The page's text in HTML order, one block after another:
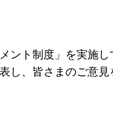
ント制度」を実施し
し、皆さまのご意見